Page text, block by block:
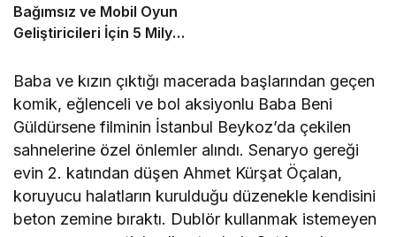
Bağımsız ve Mobil Oyun
Geliştiricileri İçin 5 Milyon
Yarışmasını Başlattı
Baba ve kızın çıktığı macerada başlarından geçen
komik, eğlenceli ve bol aksiyonlu Baba Beni
Güldürsene filminin İstanbul Beykoz’da çekilen
sahnelerine özel önlemler alındı. Senaryo gereği
evin 2. katından düşen Ahmet Kürşat Öçalan,
koruyucu halatların kurulduğu düzenekle kendisini
beton zemine bıraktı. Dublör kullanmak istemeyen